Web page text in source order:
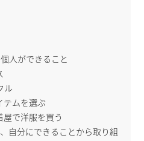
人ができること
ル
テムを選ぶ
屋で洋服を買う
自分にできることから取り組